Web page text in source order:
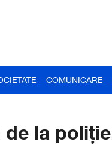
COMUNICARE
la